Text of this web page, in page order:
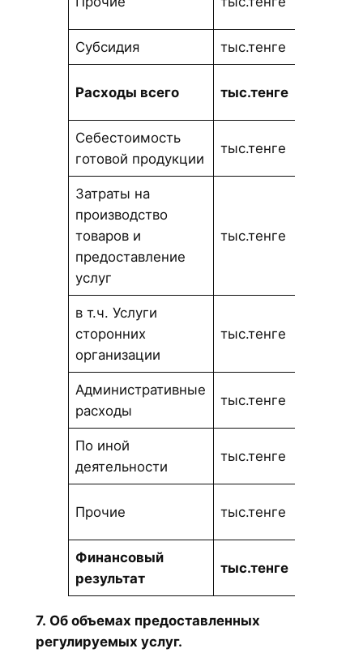
Субсидия тыс.тенге
Расходы всего тыс.тенге
Себестоимость
готовой продукции
тыс.тенге
Затраты на
производство
товаров и
предоставление
услуг
тыс.тенге
в т.ч. Услуги
сторонних
организации
тыс.тенге
Административные
расходы
тыс.тенге
По иной
деятельности
тыс.тенге
Прочие тыс.тенге
Финансовый
результат
тыс.тенге
7. Об объемах предоставленных
регулируемых услуг.